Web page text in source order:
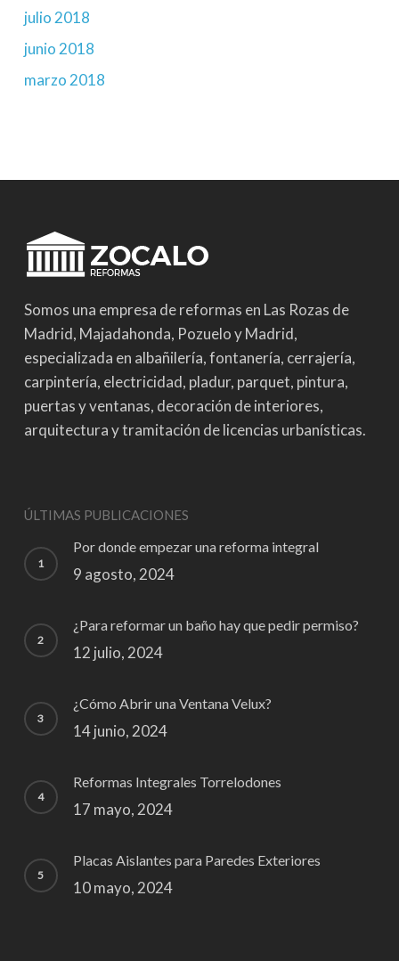
julio 2018
junio 2018
marzo 2018
Somos una empresa de reformas en Las Rozas de
Madrid, Majadahonda, Pozuelo y Madrid,
especializada en albañilería, fontanería, cerrajería,
carpintería, electricidad, pladur, parquet, pintura,
puertas y ventanas, decoración de interiores,
arquitectura y tramitación de licencias urbanísticas.
ÚLTIMAS PUBLICACIONES
Por donde empezar una reforma integral
9 agosto, 2024
¿Para reformar un baño hay que pedir permiso?
12 julio, 2024
¿Cómo Abrir una Ventana Velux?
14 junio, 2024
Reformas Integrales Torrelodones
17 mayo, 2024
Placas Aislantes para Paredes Exteriores
10 mayo, 2024